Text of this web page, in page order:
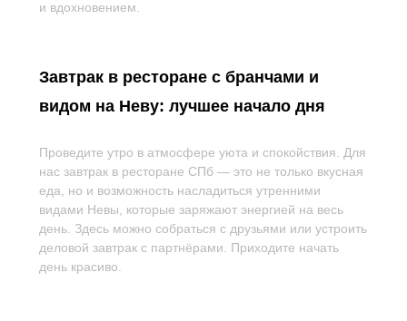
и вдохновением.
Завтрак в ресторане с бранчами и
видом на Неву: лучшее начало дня
Проведите утро в атмосфере уюта и спокойствия. Для
нас завтрак в ресторане СПб — это не только вкусная
еда, но и возможность насладиться утренними
видами Невы, которые заряжают энергией на весь
день. Здесь можно собраться с друзьями или устроить
деловой завтрак с партнёрами. Приходите начать
день красиво.